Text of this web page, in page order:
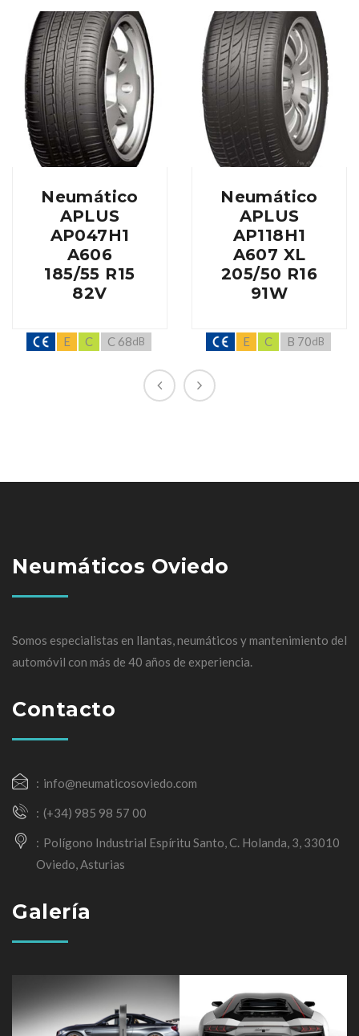
Neumático
APLUS
AP047H1
A606
185/55 R15
82V
E C C 68dB
Neumático
APLUS
AP118H1
A607 XL
205/50 R16
91W
E C B 70dB
Neumáticos Oviedo
Somos especialistas en llantas, neumáticos y mantenimiento del
automóvil con más de 40 años de experiencia.
Contacto
info@neumaticosoviedo.com
(+34) 985 98 57 00
Polígono Industrial Espíritu Santo, C. Holanda, 3, 33010
Oviedo, Asturias
Galería